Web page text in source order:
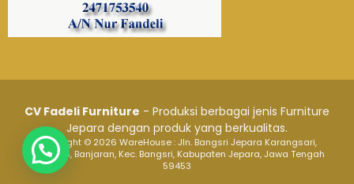
CV Fadeli Furniture - Produksi berbagai jenis Furniture
Jepara dengan produk yang berkualitas.
Copyright © 2026 WareHouse : Jln. Bangsri Jepara Karangsari,
RT.1/RW.6, Banjaran, Kec. Bangsri, Kabupaten Jepara, Jawa Tengah
59453